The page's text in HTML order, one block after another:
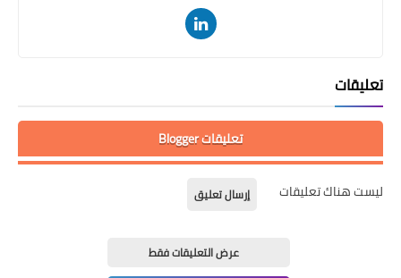
تعليقات
تعليقات Blogger
ليست هناك تعليقات إرسال تعليق
عرض التعليقات فقط